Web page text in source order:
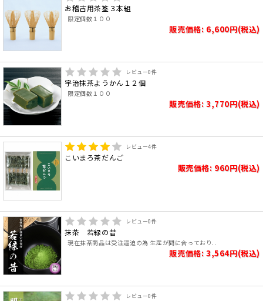
お稽古用茶筌３本組
限定個数１００
販売価格: 6,600円(税込)
レビュー0件
宇治抹茶ようかん１２個
限定個数１００
販売価格: 3,770円(税込)
レビュー4件
こいまろ茶だんご
販売価格: 960円(税込)
レビュー0件
抹茶 若緑の昔
現在抹茶商品は受注逼迫の為 生産が間に合っており..
販売価格: 3,564円(税込)
レビュー0件